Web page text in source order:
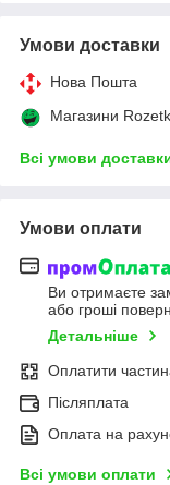
Умови доставки
Нова Пошта
Магазини
Всі умови
Умови оплати
Ви отримаєте
або гроші
Детальніше
Оплатити
Післяплата
Оплата на
Всі умови оплати